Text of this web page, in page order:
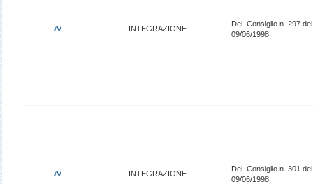
/V INTEGRAZIONE
Del. Consiglio n. 297 del
09/06/1998
/V INTEGRAZIONE
Del. Consiglio n. 301 del
09/06/1998